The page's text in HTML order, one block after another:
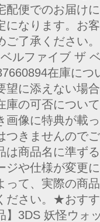
配便でのお届け
になります。お
ご了承ください
ルファイブ ザ
在庫に
望に添えない場
庫の可否につい
画像に特典が載
つきませんので
は商品名に準ず
ジや仕様が変更
って、実際の商
ださい。★おす
】3DS 妖怪ウォ